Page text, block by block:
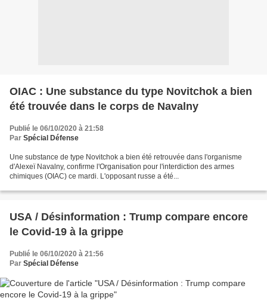
OIAC : Une substance du type Novitchok a bien
été trouvée dans le corps de Navalny
Publié le 06/10/2020 à 21:58
Par Spécial Défense
Une substance de type Novitchok a bien été retrouvée dans l'organisme
d'Alexeï Navalny, confirme l'Organisation pour l'interdiction des armes
chimiques (OIAC) ce mardi. L'opposant russe a été...
USA / Désinformation : Trump compare encore
le Covid-19 à la grippe
Publié le 06/10/2020 à 21:56
Par Spécial Défense